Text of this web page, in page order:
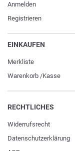
Anmelden
Registrieren
EINKAUFEN
Merkliste
Warenkorb /Kasse
RECHTLICHES
Widerrufs­recht
Daten­schutz­erklärung